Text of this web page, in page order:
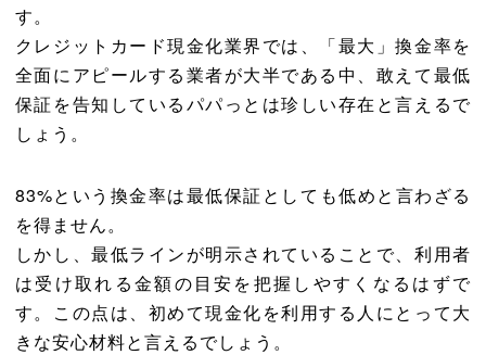
す。
クレジットカード現金化業界では、「最大」換金率を
全面にアピールする業者が大半である中、敢えて最低
保証を告知しているパパっとは珍しい存在と言えるで
しょう。
83%という換金率は最低保証としても低めと言わざる
を得ません。
しかし、最低ラインが明示されていることで、利用者
は受け取れる金額の目安を把握しやすくなるはずで
す。この点は、初めて現金化を利用する人にとって大
きな安心材料と言えるでしょう。